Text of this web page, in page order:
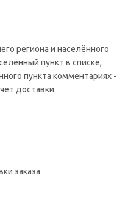
региона и населённого
пункт в списке,
пункта комментариях -
доставки
заказа